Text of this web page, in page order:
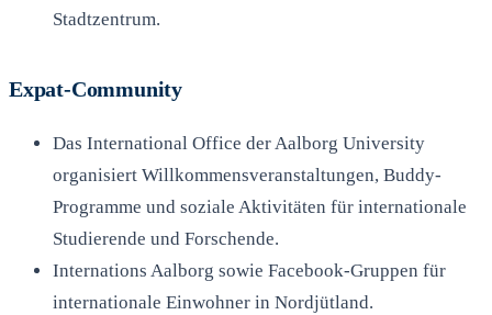
Stadtzentrum.
Expat-Community
Das International Office der Aalborg University
organisiert Willkommensveranstaltungen, Buddy-
Programme und soziale Aktivitäten für internationale
Studierende und Forschende.
Internations Aalborg sowie Facebook-Gruppen für
internationale Einwohner in Nordjütland.